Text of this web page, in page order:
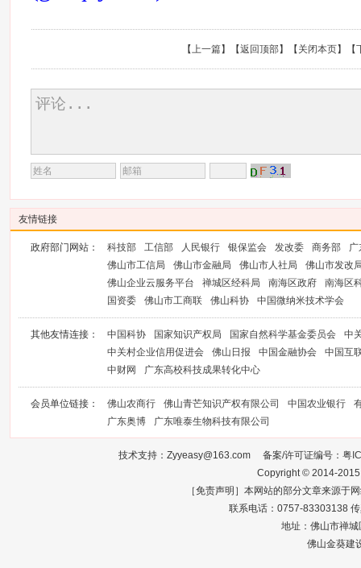
【上一篇】【返回顶部】【 关闭本页】【
友情链接
政府部门网站： 科技部 工信部 人民银行 银保监会 发改委 商务部
广
佛山市工信局
佛山市金融局 佛山市人社局
佛山市发改
佛山企业云服务平台
禅城区经科局 南海区政府
南海区
国资委
佛山市工商联 佛山科协 中国微纳米技术学会
其他友情连接： 中国科协 国家知识产权局 国家自然科学基金委员会
中
中关村企业信用促进会
佛山日报 中国金融协会
中国互
中财网
广东高校科技成果转化中心
会员单位链接： 佛山农商行 佛山青芒知识产权有限公司 中国农业银行
广东奥博
广东唯泰生物科技有限公司
技术支持：Zyyeasy@163.com 备案/许可证编号： 粤
Copyright © 2014-
［免责声明］本网站的部分文章来源于
联系电话：0757-83303138
地址：佛山市禅
佛山金葵建